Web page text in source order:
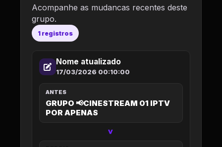
Acompanhe as mudancas recentes deste
grupo.
1 registros
Nome atualizado
17/03/2026 00:10:00
ANTES
GRUPO 📢CINESTREAM 01 IPTV
POR APENAS
>